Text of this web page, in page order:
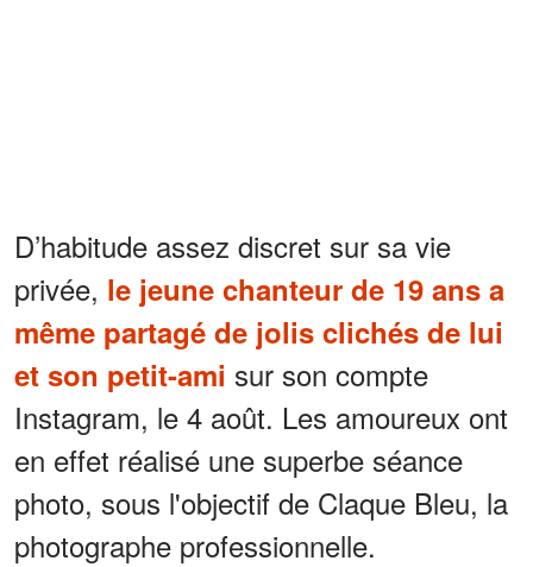
D’habitude assez discret sur sa vie
privée, le jeune chanteur de 19 ans a
même partagé de jolis clichés de lui
et son petit-ami sur son compte
Instagram, le 4 août. Les amoureux ont
en effet réalisé une superbe séance
photo, sous l'objectif de Claque Bleu, la
photographe professionnelle.